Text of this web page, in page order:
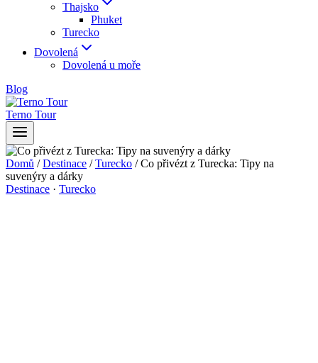
Thajsko
Phuket
Turecko
Dovolená
Dovolená u moře
Blog
Terno Tour
Domů / Destinace / Turecko / Co přivézt z Turecka: Tipy na
suvenýry a dárky
Destinace · Turecko